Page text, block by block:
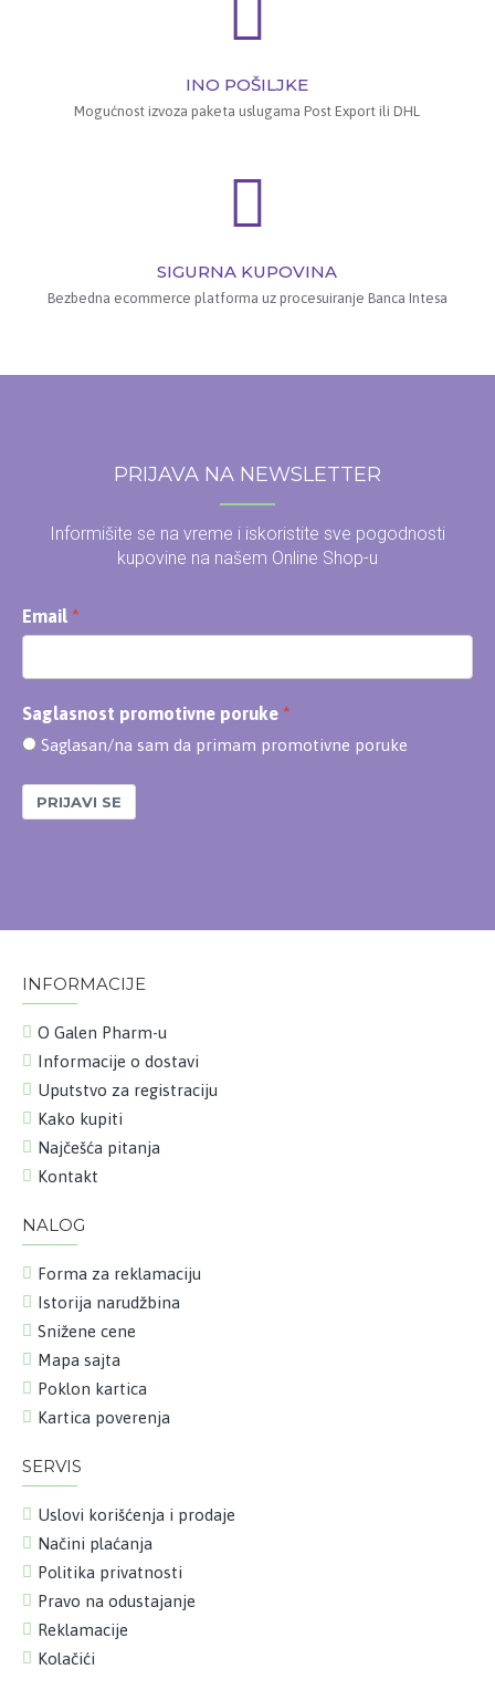
INO POŠILJKE
Mogućnost izvoza paketa uslugama Post Export ili DHL
SIGURNA KUPOVINA
Bezbedna ecommerce platforma uz procesuiranje Banca Intesa
PRIJAVA NA NEWSLETTER
Informišite se na vreme i iskoristite sve pogodnosti
kupovine na našem Online Shop-u
Email
Saglasnost promotivne poruke
Saglasan/na sam da primam promotivne poruke
PRIJAVI SE
INFORMACIJE
O Galen Pharm-u
Informacije o dostavi
Uputstvo za registraciju
Kako kupiti
Najčešća pitanja
Kontakt
NALOG
Forma za reklamaciju
Istorija narudžbina
Snižene cene
Mapa sajta
Poklon kartica
Kartica poverenja
SERVIS
Uslovi korišćenja i prodaje
Načini plaćanja
Politika privatnosti
Pravo na odustajanje
Reklamacije
Kolačići